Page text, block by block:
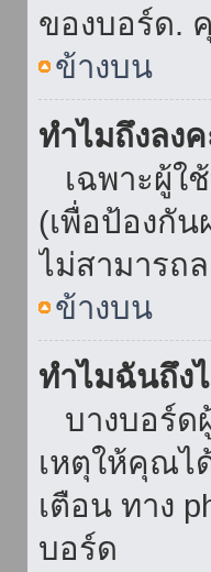
ของบอร์ด.
ข้างบน
ทำไมถึงลง
เฉพาะผู้ใ
(เพื่อป้องกั
ไม่สามารถ
ข้างบน
ทำไมฉันถึง
บางบอร์ด
เหตุให้คุณไ
เตือน ทาง
บอร์ด